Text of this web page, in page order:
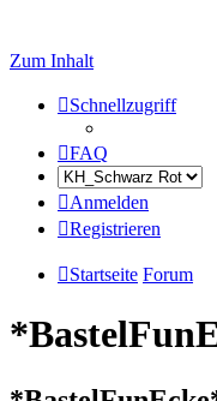
Zum Inhalt
Schnellzugriff
FAQ
Anmelden
Registrieren
Startseite Forum